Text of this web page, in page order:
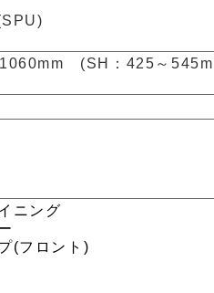
(SH：425～
ニング
(フロント)